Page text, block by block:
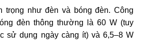
trọng như đèn và bóng đèn. Công
đèn thông thường là 60 W (tuy
sử dụng ngày càng ít) và 6,5–8 W